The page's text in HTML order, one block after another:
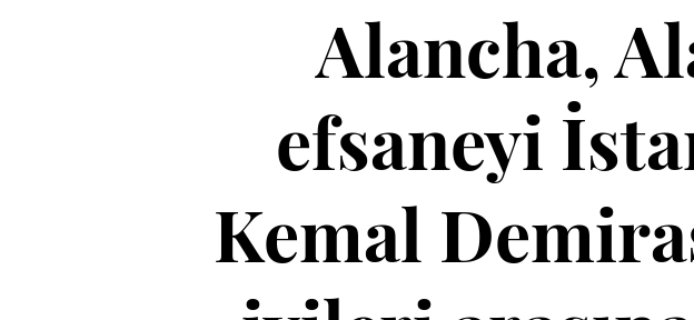
Alancha,
efsaneyi
Kemal